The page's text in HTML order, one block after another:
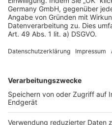
Datenschutz
Impressum
Services
Bauprojekt-Quiz
Häuser-Suche